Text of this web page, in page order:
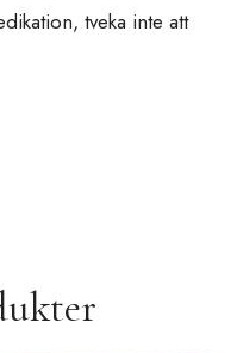
tveka inte att